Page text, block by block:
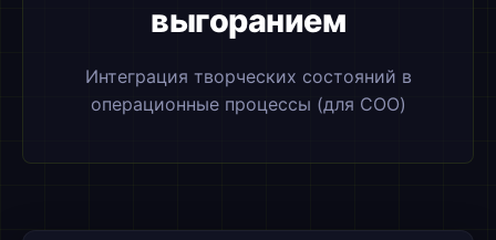
выгоранием
Интеграция творческих состояний в
операционные процессы (для COO)